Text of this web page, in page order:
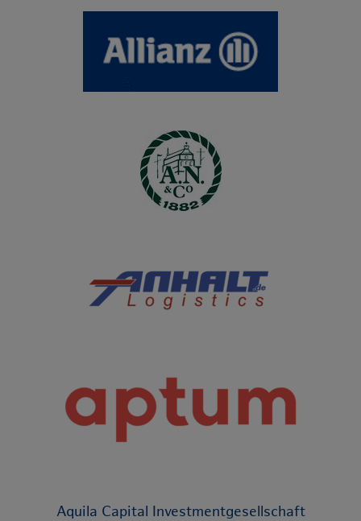
Aquila Capital Investmentgesellschaft